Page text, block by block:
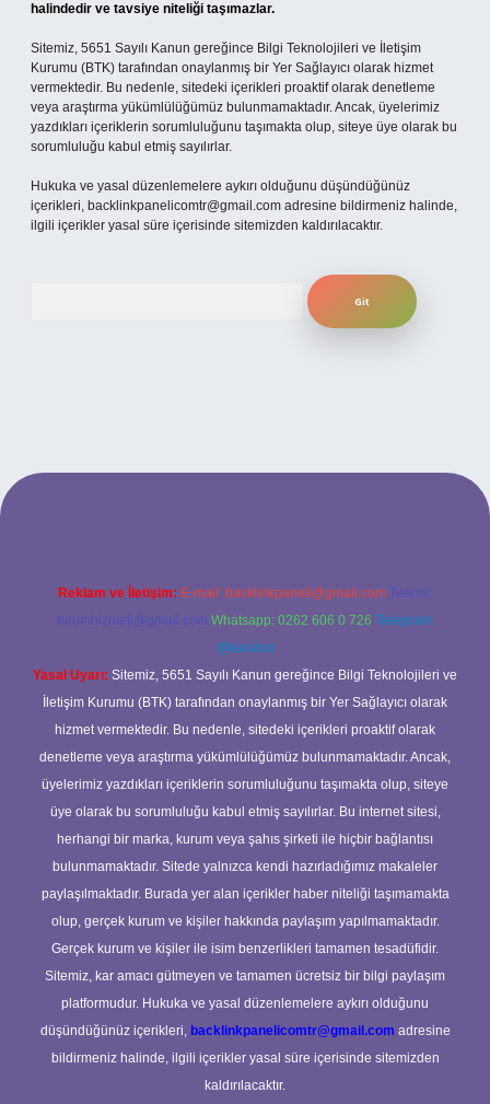
halindedir ve tavsiye niteliği taşımazlar.
Sitemiz, 5651 Sayılı Kanun gereğince Bilgi Teknolojileri ve İletişim
Kurumu (BTK) tarafından onaylanmış bir Yer Sağlayıcı olarak hizmet
vermektedir. Bu nedenle, sitedeki içerikleri proaktif olarak denetleme
veya araştırma yükümlülüğümüz bulunmamaktadır. Ancak, üyelerimiz
yazdıkları içeriklerin sorumluluğunu taşımakta olup, siteye üye olarak bu
sorumluluğu kabul etmiş sayılırlar.
Hukuka ve yasal düzenlemelere aykırı olduğunu düşündüğünüz
içerikleri, backlinkpanelicomtr@gmail.com adresine bildirmeniz halinde,
ilgili içerikler yasal süre içerisinde sitemizden kaldırılacaktır.
betexper güncel giriş
Reklam ve İletişim: E-mail: backlinkpaneli@gmail.com Teams:
forumhizmeti@gmail.com Whatsapp: 0262 606 0 726 Telegram:
@karabul
Yasal Uyarı: Sitemiz, 5651 Sayılı Kanun gereğince Bilgi Teknolojileri ve
İletişim Kurumu (BTK) tarafından onaylanmış bir Yer Sağlayıcı olarak
hizmet vermektedir. Bu nedenle, sitedeki içerikleri proaktif olarak
denetleme veya araştırma yükümlülüğümüz bulunmamaktadır. Ancak,
üyelerimiz yazdıkları içeriklerin sorumluluğunu taşımakta olup, siteye
üye olarak bu sorumluluğu kabul etmiş sayılırlar. Bu internet sitesi,
herhangi bir marka, kurum veya şahıs şirketi ile hiçbir bağlantısı
bulunmamaktadır. Sitede yalnızca kendi hazırladığımız makaleler
paylaşılmaktadır. Burada yer alan içerikler haber niteliği taşımamakta
olup, gerçek kurum ve kişiler hakkında paylaşım yapılmamaktadır.
Gerçek kurum ve kişiler ile isim benzerlikleri tamamen tesadüfidir.
Sitemiz, kar amacı gütmeyen ve tamamen ücretsiz bir bilgi paylaşım
platformudur. Hukuka ve yasal düzenlemelere aykırı olduğunu
düşündüğünüz içerikleri, backlinkpanelicomtr@gmail.com adresine
bildirmeniz halinde, ilgili içerikler yasal süre içerisinde sitemizden
kaldırılacaktır.